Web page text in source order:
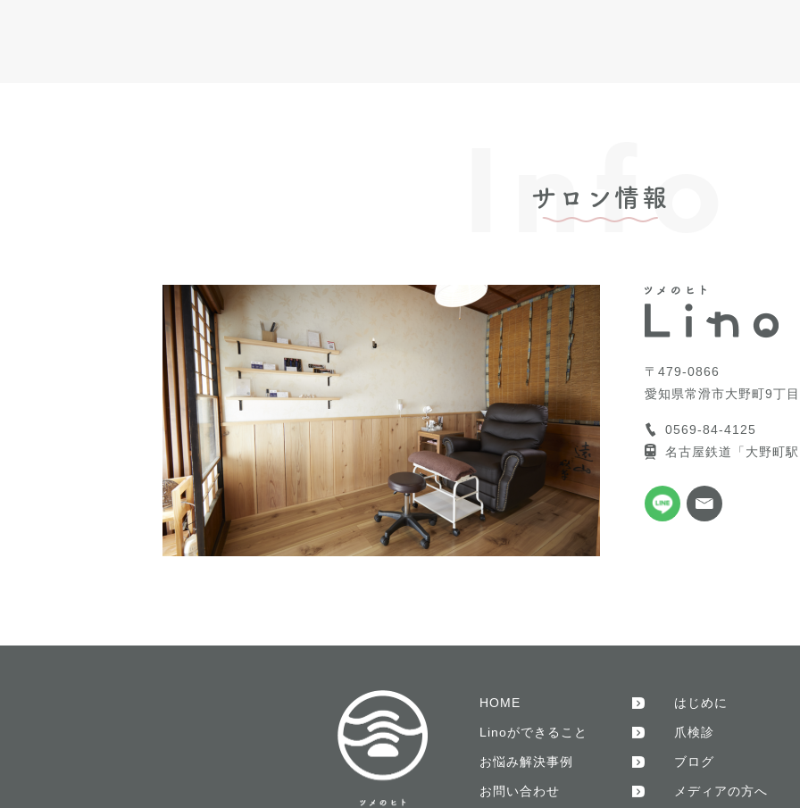
サロン情報
Info
〒479-0866
愛知県常滑市大野町9丁
0569-84-4125
名古屋鉄道「大野町
HOME はじめに
Linoができること 爪検診
お悩み解決事例 ブログ
お問い合わせ メディアの方へ